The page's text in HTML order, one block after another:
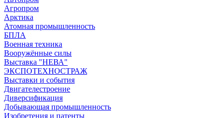
Агропром
Арктика
Атомная промышленность
БПЛА
Военная техника
Вооружённые силы
Выставка "НЕВА"
ЭКСПОТЕХНОСТРАЖ
Выставки и события
Двигателестроение
Диверсификация
Добывающая промышленность
Изобретения и патенты